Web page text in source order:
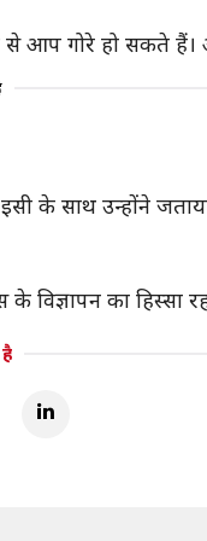
से आप गोरे हो
इसी के साथ उन्होंने
विज्ञापन का हिस्सा